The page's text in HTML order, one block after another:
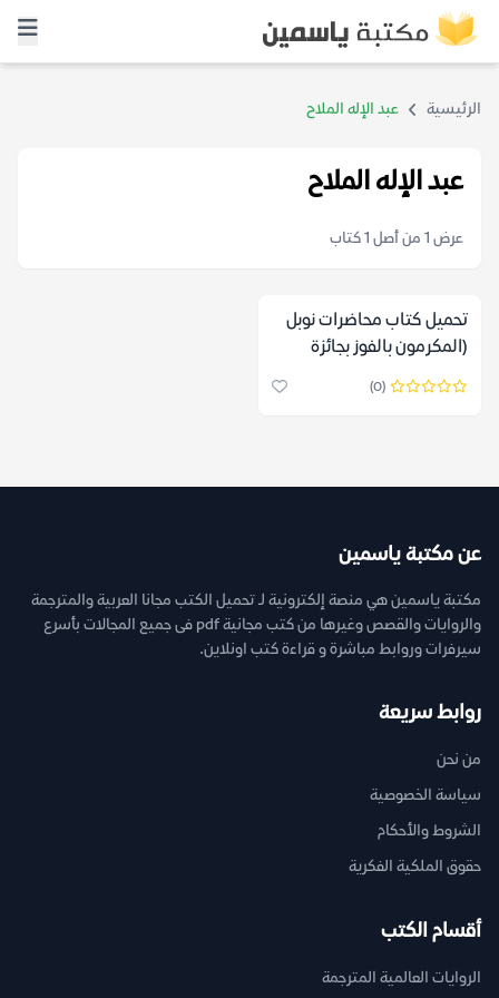
الرئيسية عبد الإله الملاح
عبد الإله الملاح
عرض 1 من أصل 1 كتاب
تحميل كتاب محاضرات نوبل
(المكرمون بالفوز بجائزة
(0)
عن مكتبة ياسمين
مكتبة ياسمين هي منصة إلكترونية لـ تحميل الكتب مجانا العربية والمترجمة
والروايات والقصص وغيرها من كتب مجانية pdf فى جميع المجالات بأسرع
سيرفرات وروابط مباشرة و قراءة كتب اونلاين.
روابط سريعة
من نحن
سياسة الخصوصية
الشروط والأحكام
حقوق الملكية الفكرية
أقسام الكتب
الروايات العالمية المترجمة